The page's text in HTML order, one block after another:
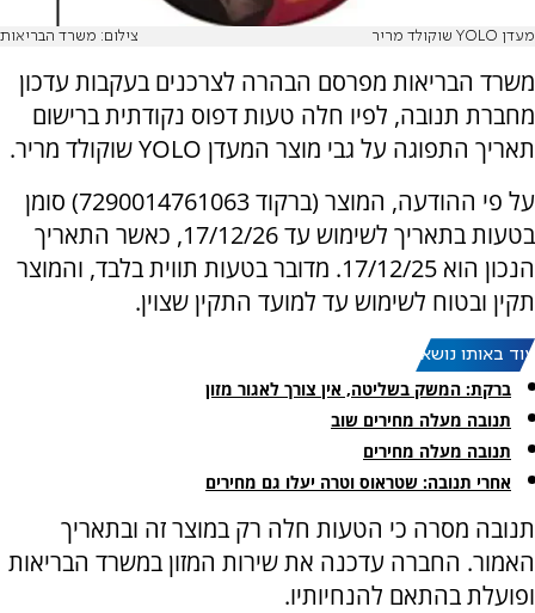
מעדן YOLO שוקולד מריר צילום: משרד הבריאות
משרד הבריאות מפרסם הבהרה לצרכנים בעקבות עדכון
מחברת תנובה, לפיו חלה טעות דפוס נקודתית ברישום
תאריך התפוגה על גבי מוצר המעדן YOLO שוקולד מריר.
על פי ההודעה, המוצר (ברקוד 7290014761063) סומן
בטעות בתאריך לשימוש עד 17/12/26, כאשר התאריך
הנכון הוא 17/12/25. מדובר בטעות תווית בלבד, והמוצר
תקין ובטוח לשימוש עד למועד התקין שצוין.
עוד באותו נושא:
ברקת: המשק בשליטה, אין צורך לאגור מזון
תנובה מעלה מחירים שוב
תנובה מעלה מחירים
אחרי תנובה: שטראוס וטרה יעלו גם מחירים
תנובה מסרה כי הטעות חלה רק במוצר זה ובתאריך
האמור. החברה עדכנה את שירות המזון במשרד הבריאות
ופועלת בהתאם להנחיותיו.